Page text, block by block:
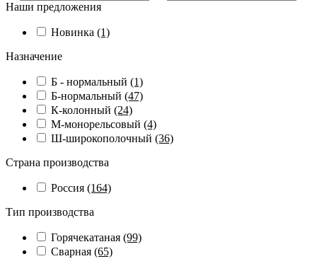
Наши предложения
Новинка (1)
Назначение
Б - нормальный (1)
Б-нормальный (47)
К-колонный (24)
М-монорельсовый (4)
Ш-широкополочный (36)
Страна производства
Россия (164)
Тип производства
Горячекатаная (99)
Сварная (65)